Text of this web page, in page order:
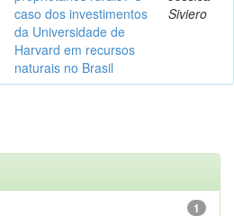
caso dos investimentos
da Universidade de
Harvard em recursos
naturais no Brasil
Siviero
1